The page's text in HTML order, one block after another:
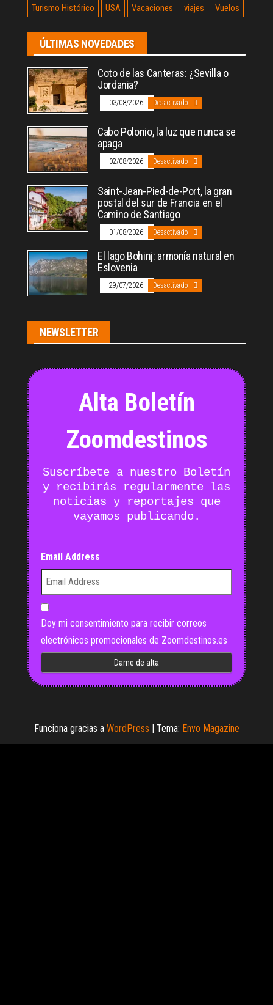
Turismo Histórico
USA Vacaciones viajes Vuelos
ÚLTIMAS NOVEDADES
Coto de las Canteras: ¿Sevilla o
Jordania?
03/08/2026 Desactivado
Cabo Polonio, la luz que nunca se
apaga
02/08/2026 Desactivado
Saint-Jean-Pied-de-Port, la gran
postal del sur de Francia en el
Camino de Santiago
01/08/2026 Desactivado
El lago Bohinj: armonía natural en
Eslovenia
29/07/2026 Desactivado
NEWSLETTER
Alta Boletín
Zoomdestinos
Suscríbete a nuestro Boletín
y recibirás regularmente las
noticias y reportajes que
vayamos publicando.
Email Address
Doy mi consentimiento para recibir correos
electrónicos promocionales de Zoomdestinos.es
Funciona gracias a WordPress Tema: Envo Magazine